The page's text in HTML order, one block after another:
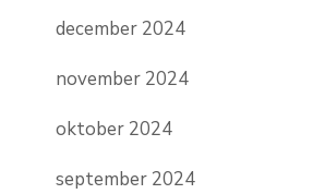
december 2024
november 2024
oktober 2024
september 2024